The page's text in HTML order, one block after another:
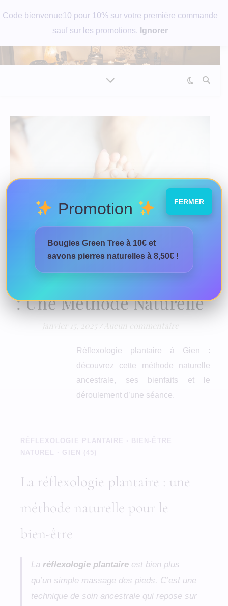
Code bienvenue10 pour 10% sur votre première commande
sauf sur les promotions. Ignorer
La Réflexologie Plantaire
: Une Méthode Naturelle
janvier 15, 2025 / Aucun commentaire
Réflexologie plantaire à Gien :
découvrez cette méthode naturelle
ancestrale, ses bienfaits et le
déroulement d’une séance.
RÉFLEXOLOGIE PLANTAIRE · BIEN-ÊTRE
NATUREL · GIEN (45)
La réflexologie plantaire : une
méthode naturelle pour le
bien-être
La réflexologie plantaire est bien plus
qu’un simple massage des pieds. C’est une
technique de soin ancestrale qui repose sur
Promotion
Bougies Green Tree à 10€ et
savons pierres naturelles à 8,50€ !
FERMER